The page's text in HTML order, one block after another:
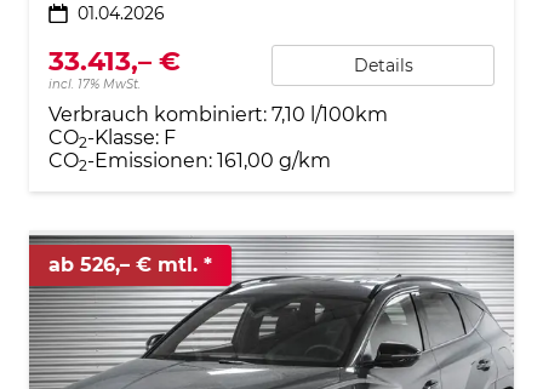
01.04.2026
33.413,– €
incl. 17% MwSt.
Details
Verbrauch kombiniert: 7,10 l/100km
CO2-Klasse: F
CO2-Emissionen: 161,00 g/km
ab 526,– € mtl.